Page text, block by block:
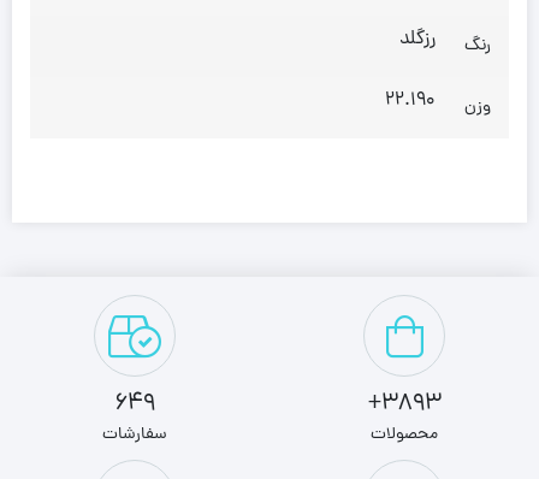
رنگ رزگلد
وزن 22.190
3893+
محصولات
649
سفارشات